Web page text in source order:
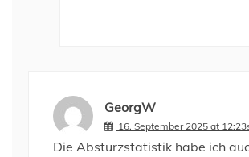
GeorgW
16. September 2025 at
Die Absturzstatistik habe ich